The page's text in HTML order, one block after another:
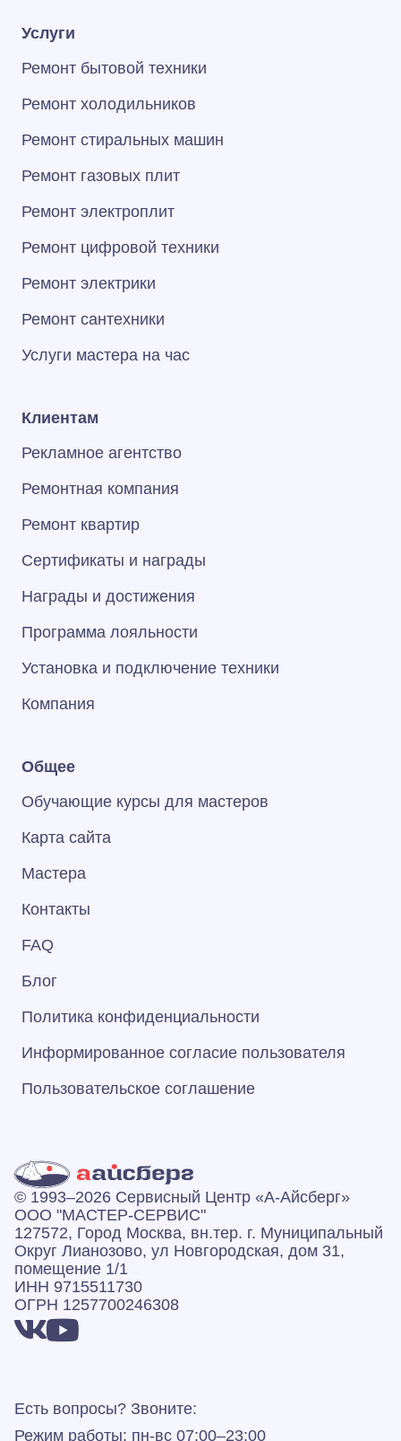
Услуги
Ремонт бытовой техники
Ремонт холодильников
Ремонт стиральных машин
Ремонт газовых плит
Ремонт электроплит
Ремонт цифровой техники
Ремонт электрики
Ремонт сантехники
Услуги мастера на час
Клиентам
Рекламное агентство
Ремонтная компания
Ремонт квартир
Сертификаты и награды
Награды и достижения
Программа лояльности
Установка и подключение техники
Компания
Общее
Обучающие курсы для мастеров
Карта сайта
Мастера
Контакты
FAQ
Блог
Политика конфиденциальности
Информированное согласие пользователя
Пользовательское соглашение
© 1993–2026 Сервисный Центр «А‑Айсберг»
ООО "МАСТЕР-СЕРВИС"
127572, Город Москва, вн.тер. г. Муниципальный
Округ Лианозово, ул Новгородская, дом 31,
помещение 1/1
ИНН 9715511730
ОГРН 1257700246308
Есть вопросы? Звоните:
Режим работы: пн-вс 07:00–23:00